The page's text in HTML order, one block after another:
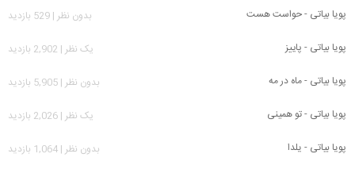
پویا بیاتی - حواست هست
بدون نظر | 529 بازدید
پویا بیاتی - پاییز
يک نظر | 2,902 بازدید
پویا بیاتی - ماه در مه
بدون نظر | 5,905 بازدید
پویا بیاتی - تو همینی
يک نظر | 2,026 بازدید
پویا بیاتی - یلدا
بدون نظر | 1,064 بازدید